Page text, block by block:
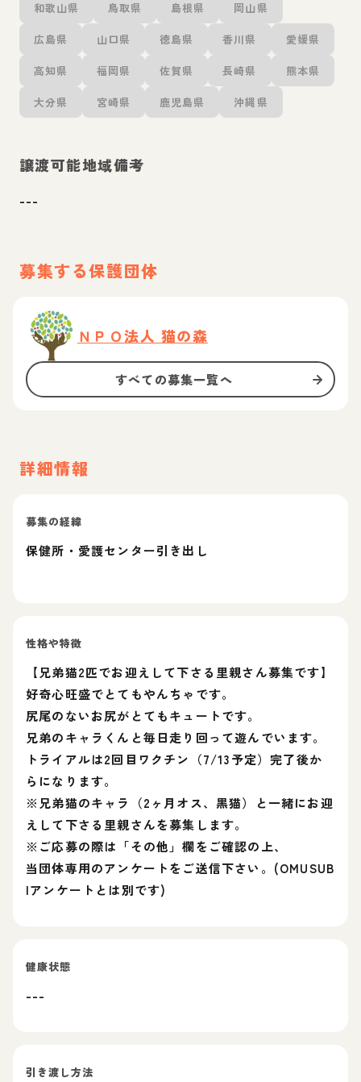
和歌山県 鳥取県 島根県 岡山県
広島県 山口県 徳島県 香川県 愛媛県
高知県 福岡県 佐賀県 長崎県 熊本県
大分県 宮崎県 鹿児島県 沖縄県
譲渡可能地域備考
---
募集する保護団体
ＮＰＯ法人 猫の森
すべての募集一覧へ
詳細情報
募集の経緯
保健所・愛護センター引き出し
性格や特徴
【兄弟猫2匹でお迎えして下さる里親さん募集です】
好奇心旺盛でとてもやんちゃです。
尻尾のないお尻がとてもキュートです。
兄弟のキャラくんと毎日走り回って遊んでいます。
トライアルは2回目ワクチン（7/13予定）完了後か
らになります。
※兄弟猫のキャラ（2ヶ月オス、黒猫）と一緒にお迎
えして下さる里親さんを募集します。
※ご応募の際は「その他」欄をご確認の上、
当団体専用のアンケートをご送信下さい。(OMUSUB
Iアンケートとは別です)
健康状態
---
引き渡し方法